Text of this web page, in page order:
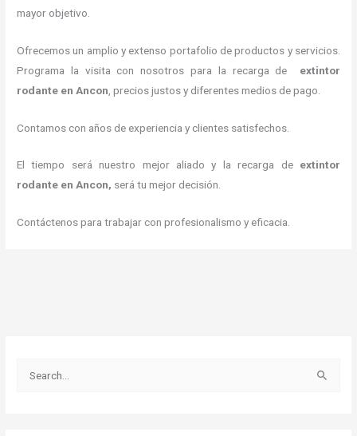
mayor objetivo.
Ofrecemos un amplio y extenso portafolio de productos y servicios.
Programa la visita con nosotros para la recarga de extintor
rodante en Ancon , precios justos y diferentes medios de pago.
Contamos con años de experiencia y clientes satisfechos.
El tiempo será nuestro mejor aliado y la recarga de extintor
rodante en Ancon, será tu mejor decisión.
Contáctenos para trabajar con profesionalismo y eficacia.